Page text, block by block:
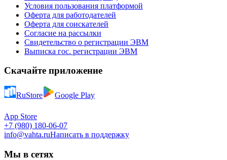
Условия пользования платформой
Оферта для работодателей
Оферта для соискателей
Согласие на рассылки
Свидетельство о регистрации ЭВМ
Выписка гос. регистрации ЭВМ
Скачайте приложение
RuStore Google Play
App Store
+7 (980) 180-06-07
info@vahta.ruНаписать в поддержку
Мы в сетях